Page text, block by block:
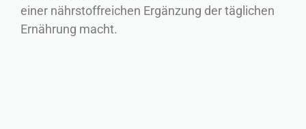
einer nährstoffreichen Ergänzung der täglichen
Ernährung macht.